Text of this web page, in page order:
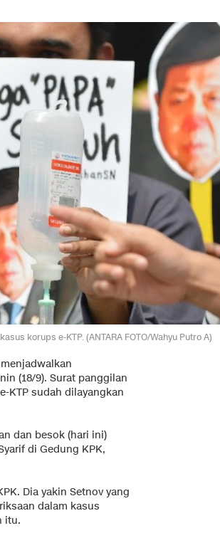
korups e-KTP. (ANTARA FOTO/Wahyu Putro A)
(18/9). Surat panggilan
KTP sudah dilayangkan
dan besok (hari ini)
di Gedung KPK,
Dia yakin Setnov yang
dalam kasus
itu.